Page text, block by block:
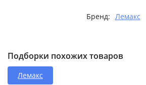
Бренд: Лемакс
Подборки похожих товаров
Лемакс